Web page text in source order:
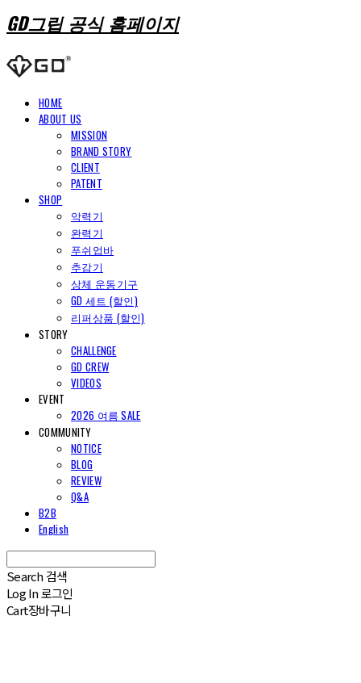
GD그립 공식 홈페이지
HOME
ABOUT US
MISSION
BRAND STORY
CLIENT
PATENT
SHOP
악력기
완력기
푸쉬업바
추감기
상체 운동기구
GD 세트 (할인)
리퍼상품 (할인)
STORY
CHALLENGE
GD CREW
VIDEOS
EVENT
2026 여름 SALE
COMMUNITY
NOTICE
BLOG
REVIEW
Q&A
B2B
English
Search 검색
Log In로그인
Cart장바구니